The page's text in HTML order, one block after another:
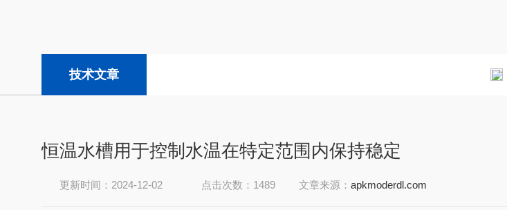
技术文章
恒温水槽用于控制水温在特定范围内保持稳定
更新时间：2024-12-02 点击次数：1489 文章来源： apkmoderdl.com